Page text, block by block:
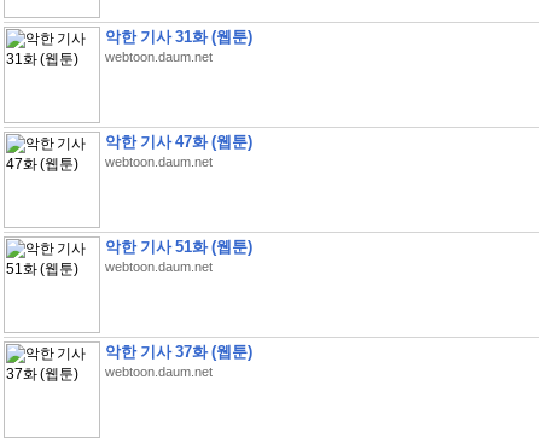
악한 기사 31화 (웹툰)
webtoon.daum.net
악한 기사 47화 (웹툰)
webtoon.daum.net
악한 기사 51화 (웹툰)
webtoon.daum.net
악한 기사 37화 (웹툰)
webtoon.daum.net